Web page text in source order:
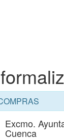
Excmo.
Cuenca